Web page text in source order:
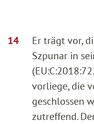
Er trägt vor,
Szpunar in
vorliege, die
geschlossen
zutreffend.